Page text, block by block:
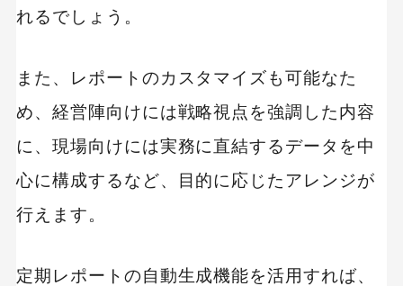
れるでしょう。
また、レポートのカスタマイズも可能なた
め、経営陣向けには戦略視点を強調した内容
に、現場向けには実務に直結するデータを中
心に構成するなど、目的に応じたアレンジが
行えます。
定期レポートの自動生成機能を活用すれば、